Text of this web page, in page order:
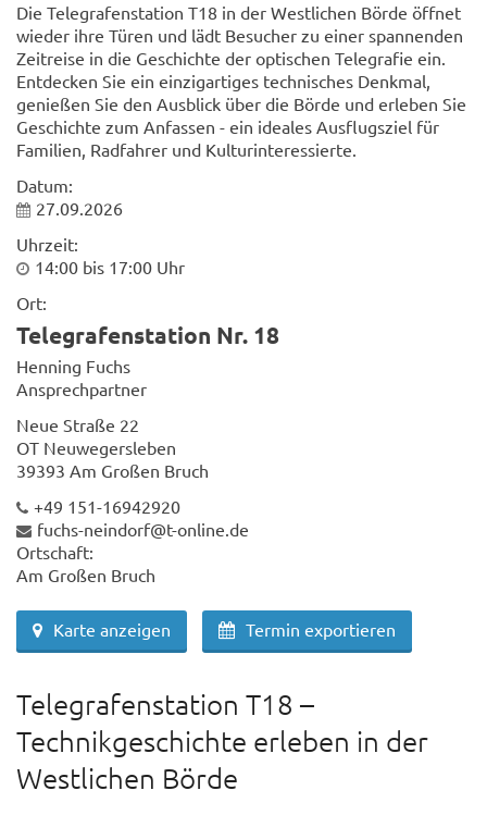
Die Telegrafenstation T18 in der Westlichen Börde öffnet
wieder ihre Türen und lädt Besucher zu einer spannenden
Zeitreise in die Geschichte der optischen Telegrafie ein.
Entdecken Sie ein einzigartiges technisches Denkmal,
genießen Sie den Ausblick über die Börde und erleben Sie
Geschichte zum Anfassen - ein ideales Ausflugsziel für
Familien, Radfahrer und Kulturinteressierte.
Datum:
27.09.2026
Uhrzeit:
14:00 bis 17:00 Uhr
Ort:
Telegrafenstation Nr. 18
Henning Fuchs
Ansprechpartner
Neue Straße 22
OT Neuwegersleben
39393 Am Großen Bruch
+49 151-16942920
fuchs-neindorf@t-online.de
Ortschaft:
Am Großen Bruch
Karte anzeigen Termin exportieren
Telegrafenstation T18 –
Technikgeschichte erleben in der
Westlichen Börde